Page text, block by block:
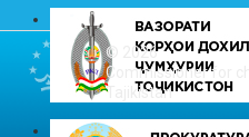
© 2026
Commissioner for
Tajikistan